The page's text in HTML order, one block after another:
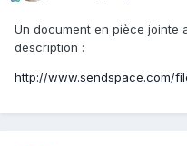
Un document en pièce jointe
description :
http://www.sendspace.com/